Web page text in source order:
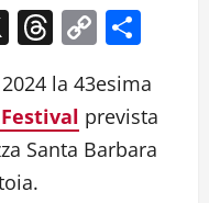
X Threads
Copy
la 43esima
prevista
Santa Barbara